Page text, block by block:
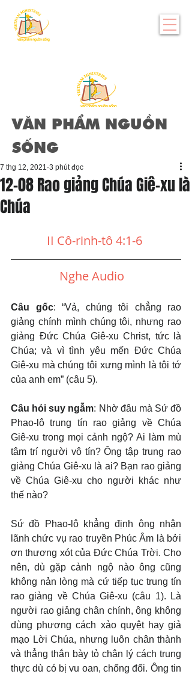
VĂN PHẨM NGUỒN
SỐNG
12-08 Rao giảng Chúa Giê-xu là
Chúa
7 thg 12, 2021 3 phút đọc
II Cô-rinh-tô 4:1-6
Nghe Audio
Câu gốc: “Vả, chúng tôi chẳng rao
giảng chính mình chúng tôi, nhưng rao
giảng Đức Chúa Giê-xu Christ, tức là
Chúa; và vì tình yêu mến Đức Chúa
Giê-xu mà chúng tôi xưng mình là tôi tớ
của anh em” (câu 5).
Câu hỏi suy ngẫm: Nhờ đâu mà Sứ đồ
Phao-lô trung tín rao giảng về Chúa
Giê-xu trong mọi cảnh ngộ? Ai làm mù
tâm trí người vô tín? Ông tập trung rao
giảng Chúa Giê-xu là ai? Bạn rao giảng
về Chúa Giê-xu cho người khác như
thế nào?
Sứ đồ Phao-lô khẳng định ông nhận
lãnh chức vụ rao truyền Phúc Âm là bởi
ơn thương xót của Đức Chúa Trời. Cho
nên, dù gặp cảnh ngộ nào ông cũng
không nản lòng mà cứ tiếp tục trung tín
rao giảng về Chúa Giê-xu (câu 1). Là
người rao giảng chân chính, ông không
dùng phương cách xảo quyệt hay giả
mạo Lời Chúa, nhưng luôn chân thành
và thẳng thắn bày tỏ chân lý cách trung
thực dù có bị vu oan, chống đối. Ông tin